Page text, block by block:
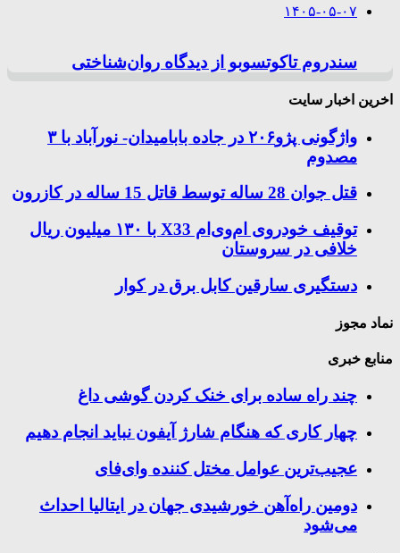
۱۴۰۵-۰۵-۰۷
سندروم تاکوتسوبو از دیدگاه روان‌شناختی
اخرین اخبار سایت
واژگونی پژو۲۰۶ در جاده بابامیدان- نورآباد با ۳
مصدوم
قتل جوان 28 ساله توسط قاتل 15 ساله در کازرون
توقیف خودروی ام‌وی‌ام X33 با ۱۳۰ میلیون ریال
خلافی در سروستان
دستگیری سارقین کابل برق در کوار
نماد مجوز
منابع خبری
چند راه‌ ساده برای خنک کردن گوشی داغ
چهار کاری که هنگام شارژ آیفون نباید انجام دهیم
عجیب‌ترین عوامل مختل کننده وای‌فای
دومین راه‌آهن خورشیدی جهان در ایتالیا احداث
می‌شود